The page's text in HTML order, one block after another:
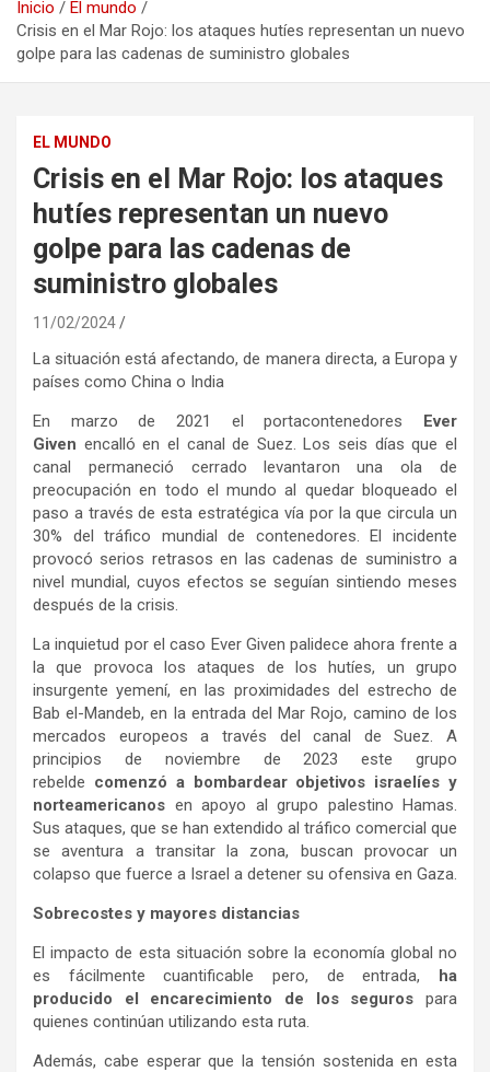
Inicio
El mundo
Crisis en el Mar Rojo: los ataques hutíes representan un nuevo
golpe para las cadenas de suministro globales
EL MUNDO
Crisis en el Mar Rojo: los ataques
hutíes representan un nuevo
golpe para las cadenas de
suministro globales
11/02/2024
La situación está afectando, de manera directa, a Europa y
países como China o India
En marzo de 2021 el portacontenedores Ever
Given encalló en el canal de Suez. Los seis días que el
canal permaneció cerrado levantaron una ola de
preocupación en todo el mundo al quedar bloqueado el
paso a través de esta estratégica vía por la que circula un
30% del tráfico mundial de contenedores. El incidente
provocó serios retrasos en las cadenas de suministro a
nivel mundial, cuyos efectos se seguían sintiendo meses
después de la crisis.
La inquietud por el caso Ever Given palidece ahora frente a
la que provoca los ataques de los hutíes, un grupo
insurgente yemení, en las proximidades del estrecho de
Bab el-Mandeb, en la entrada del Mar Rojo, camino de los
mercados europeos a través del canal de Suez. A
principios de noviembre de 2023 este grupo
rebelde comenzó a bombardear objetivos israelíes y
norteamericanos en apoyo al grupo palestino Hamas.
Sus ataques, que se han extendido al tráfico comercial que
se aventura a transitar la zona, buscan provocar un
colapso que fuerce a Israel a detener su ofensiva en Gaza.
Sobrecostes y mayores distancias
El impacto de esta situación sobre la economía global no
es fácilmente cuantificable pero, de entrada, ha
producido el encarecimiento de los seguros para
quienes continúan utilizando esta ruta.
Además, cabe esperar que la tensión sostenida en esta